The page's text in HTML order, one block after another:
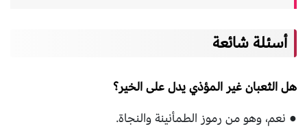
أسئلة شائعة
هل الثعبان غير المؤذي يدل على الخير؟
● نعم، وهو من رموز الطمأنينة والنجاة.